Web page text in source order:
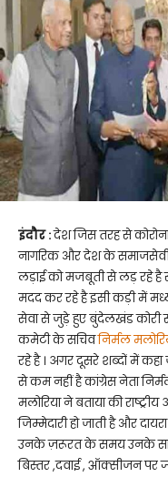
इंदौर :देश जिस तरह से
नागरिक और देश के
लड़ाई को मजबूती से लड़ रहे
मदद कर रहे है इसी कड़ी में
सेवा से जुड़े हुए बुंदेलखंड कोरी
कमेटी के सचिवनिर्मल
रहे है । अगर दूसरे शब्दों में
से कम नहीं है कांग्रेस नेता
मलोरिया ने बताया की
जिम्मेदारी हो जाती है और
उनके ज़रूरत के समय उनके
बिस्तर ,दवाई , ऑक्सीजन पर